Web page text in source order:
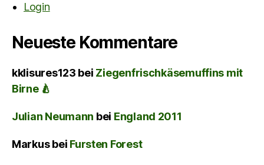
Login
Neueste Kommentare
kklisures123 bei Ziegenfrischkäsemuffins mit
Birne 🍐
Julian Neumann bei England 2011
Markusbei Fursten Forest